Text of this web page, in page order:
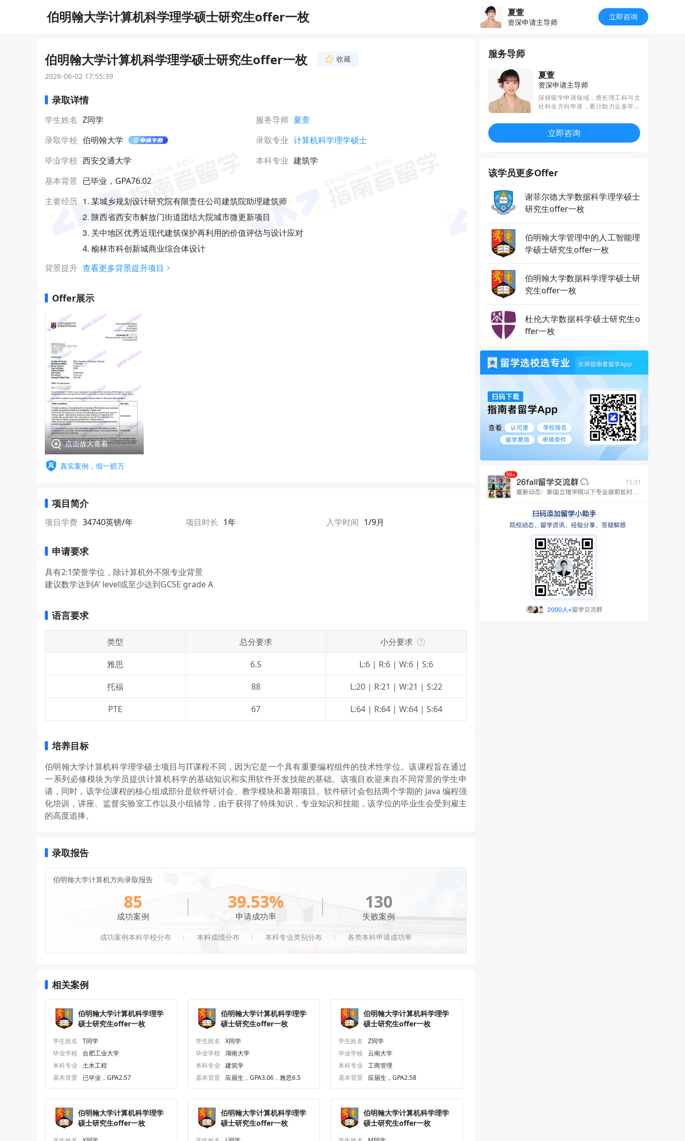
伯明翰大学计算机科学理学硕士研究生offer一枚 夏萱
资深申请主导师
立即咨询
伯明翰大学计算机科学理学硕士研究生offer一枚
收藏
2026-06-02 17:55:39
录取详情
学生姓名 Z同学 服务导师 夏萱
录取学校 伯明翰大学 录取专业 计算机科学理学硕士
毕业学校 西安交通大学 本科专业 建筑学
基本背景 已毕业，GPA76.02
主要经历 1. 某城乡规划设计研究院有限责任公司建筑院助理建筑师
2. 陕西省西安市解放门街道团结大院城市微更新项目
3. 关中地区优秀近现代建筑保护再利用的价值评估与设计应对
4. 榆林市科创新城商业综合体设计
背景提升 查看更多背景提升项目
Offer展示
点击放大查看
真实案例，假一赔万
项目简介
项目学费 34740英镑/年 项目时长 1年 入学时间 1/9月
申请要求
具有2:1荣誉学位，除计算机外不限专业背景
建议数学达到A' level或至少达到GCSE grade A
语言要求
类型 总分要求
小分要求
雅思
6.5
L:6 | R:6 | W:6 | S:6
托福
88 L:20 | R:21 | W:21 | S:22
PTE 67 L:64 | R:64 | W:64 | S:64
培养目标
伯明翰大学计算机科学理学硕士项目与IT课程不同，因为它是一个具有重要编程组件的技术性学位。该课程旨在通过
一系列必修模块为学员提供计算机科学的基础知识和实用软件开发技能的基础。该项目欢迎来自不同背景的学生申
请，同时，该学位课程的核心组成部分是软件研讨会、教学模块和暑期项目。软件研讨会包括两个学期的 Java 编程强
化培训，讲座、监督实验室工作以及小组辅导，由于获得了特殊知识，专业知识和技能，该学位的毕业生会受到雇主
的高度追捧。
录取报告
伯明翰大学计算机方向录取报告
85
成功案例
39.53%
申请成功率
130
失败案例
成功案例本科学校分布 本科成绩分布 本科专业类别分布 各类本科申请成功率
相关案例
伯明翰大学计算机科学理学
硕士研究生offer一枚
学生姓名
T同学
毕业学校
合肥工业大学
本科专业
土木工程
基本背景
已毕业，GPA2.57
伯明翰大学计算机科学理学
硕士研究生offer一枚
学生姓名
X同学
毕业学校
湖南大学
本科专业
建筑学
基本背景
应届生，GPA3.06，雅思6.5
伯明翰大学计算机科学理学
硕士研究生offer一枚
学生姓名
Z同学
毕业学校
云南大学
本科专业
工商管理
基本背景
应届生，GPA2.58
伯明翰大学计算机科学理学
硕士研究生offer一枚
伯明翰大学计算机科学理学
硕士研究生offer一枚
伯明翰大学计算机科学理学
硕士研究生offer一枚
服务导师
夏萱
资深申请主导师
深耕留学申请领域，擅长理工科与文
社科全方向申请，累计助力众多学员
持耐心、细心、负责的态度，专注挖
掘学员个人优势与潜力，全程陪伴学
员攻克申请难关，助力每一位学员实
立即咨询
该学员更多Offer
谢菲尔德大学数据科学理学硕士
研究生offer一枚
伯明翰大学管理中的人工智能理
学硕士研究生offer一枚
伯明翰大学数据科学理学硕士研
究生offer一枚
杜伦大学数据科学硕士研究生o
ffer一枚
15:31
手机号格式错误，请检查后重试。

网络不给力，请刷新重试